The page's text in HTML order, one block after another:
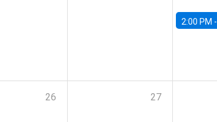
2:00 PM -
26 27